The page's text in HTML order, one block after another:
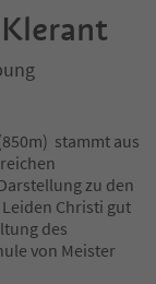
stammt aus
zu den
Christi gut
des
von Meister